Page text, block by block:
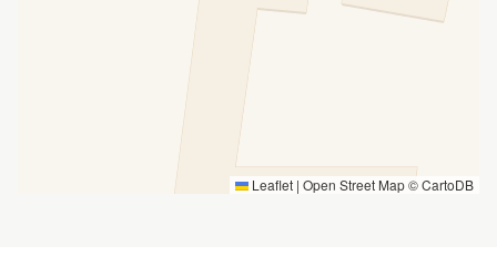
Leaflet | Open Street Map ©CartoDB